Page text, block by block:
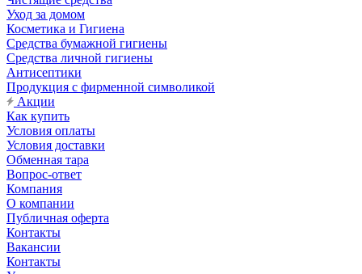
Уход за домом
Косметика и Гигиена
Средства бумажной гигиены
Средства личной гигиены
Антисептики
Продукция с фирменной символикой
Акции
Как купить
Условия оплаты
Условия доставки
Обменная тара
Вопрос-ответ
Компания
О компании
Публичная оферта
Контакты
Вакансии
Контакты